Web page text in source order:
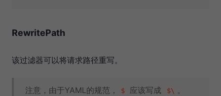
RewritePath
该过滤器可以将请求路径重写。
注意，由于YAML的规范， $ 应该写成 $\ 。